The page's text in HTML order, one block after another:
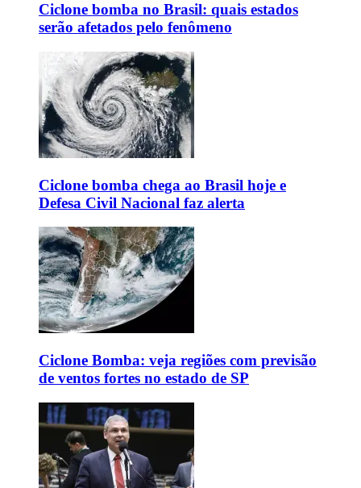
Ciclone bomba no Brasil: quais estados
serão afetados pelo fenômeno
Ciclone bomba chega ao Brasil hoje e
Defesa Civil Nacional faz alerta
Ciclone Bomba: veja regiões com previsão
de ventos fortes no estado de SP